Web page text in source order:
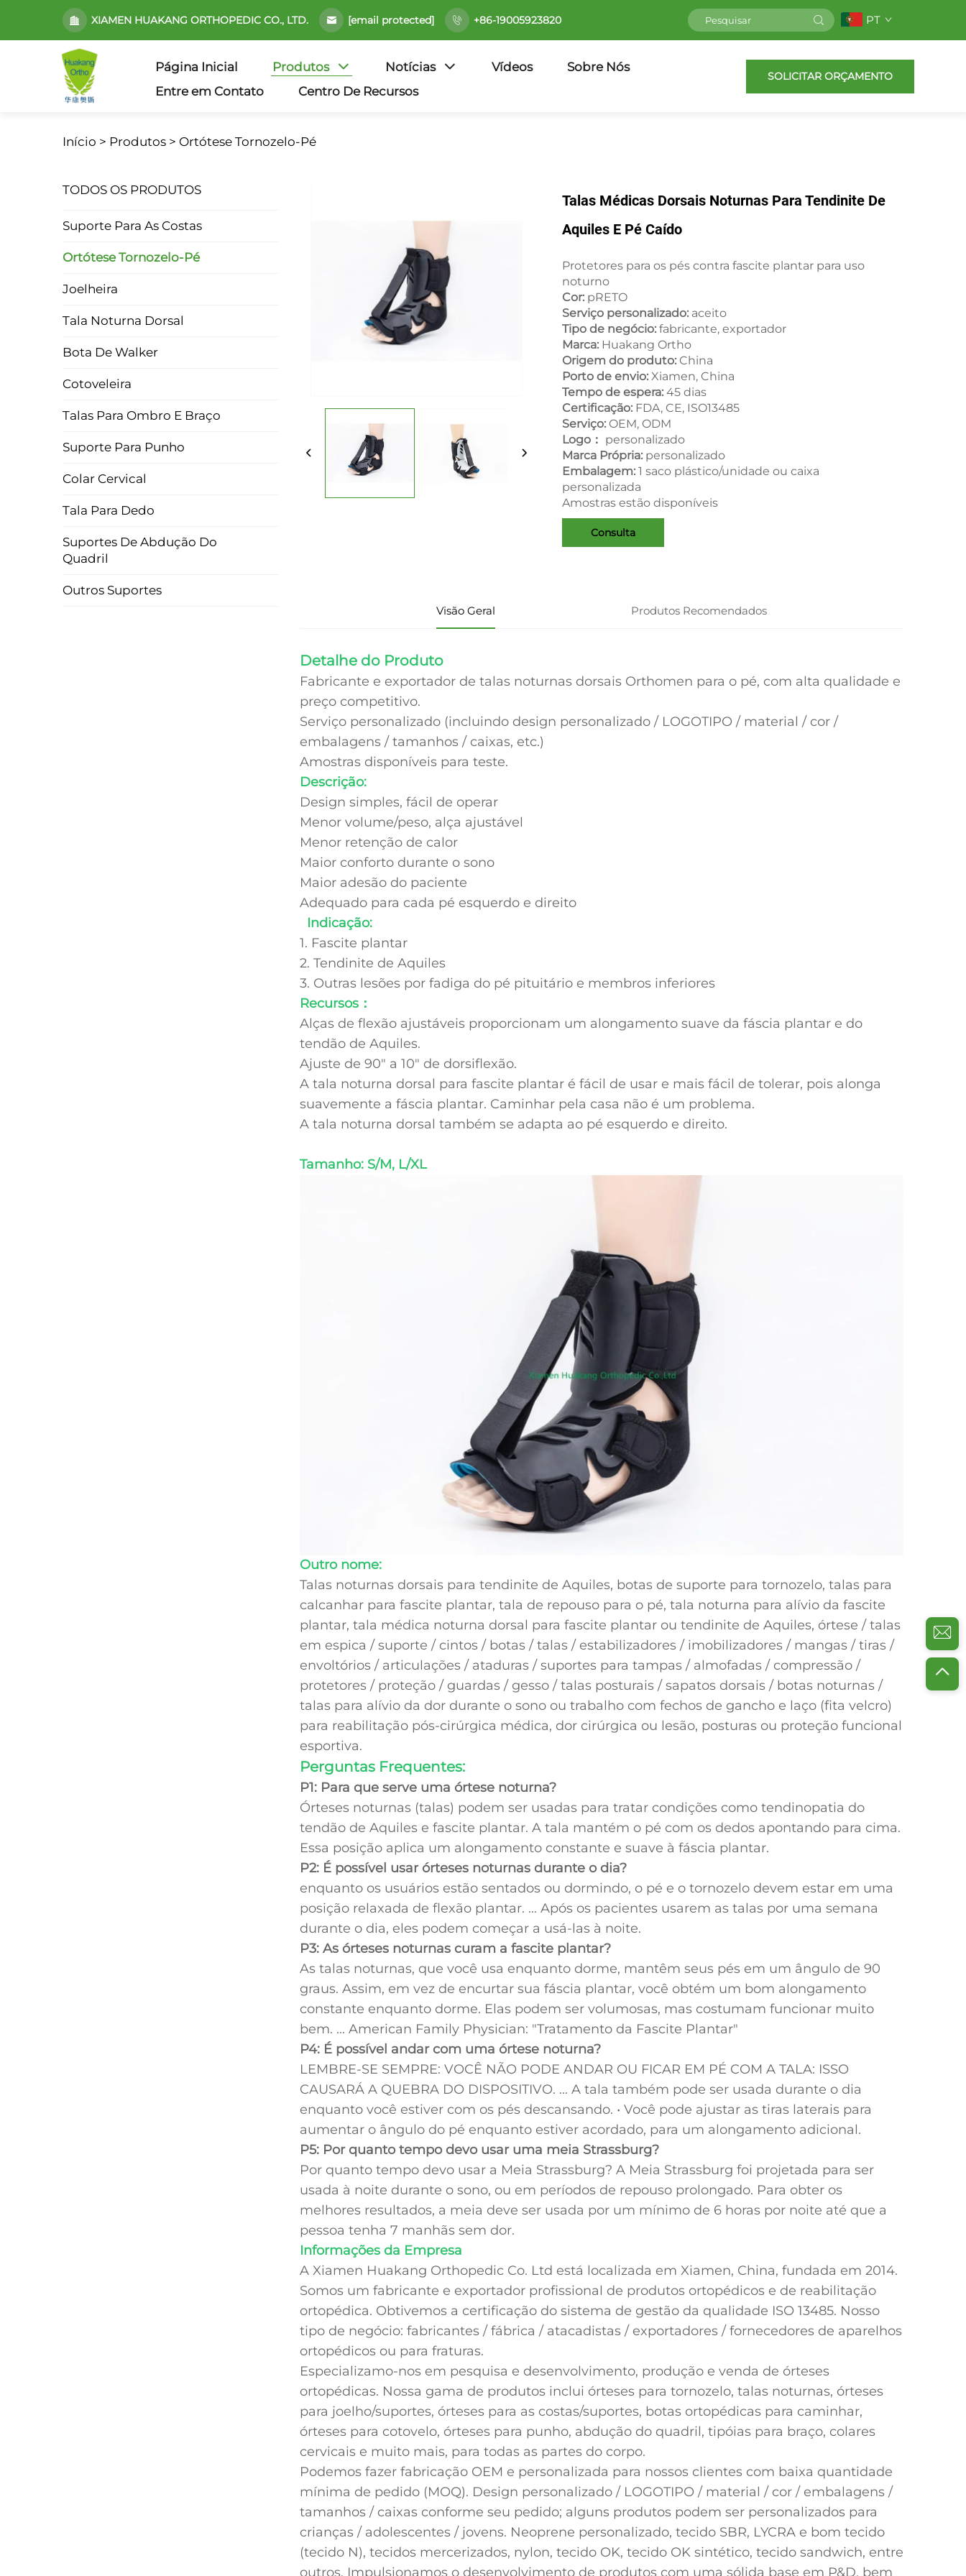
XIAMEN HUAKANG ORTHOPEDIC CO., LTD. [email protected] +86-19005923820 PT
Página Inicial Produtos Notícias Vídeos
Sobre Nós
Entre em Contato
Centro De Recursos
SOLICITAR ORÇAMENTO
Início > Produtos > Ortótese Tornozelo-Pé
TODOS OS PRODUTOS
Suporte Para As Costas
Ortótese Tornozelo-Pé
Joelheira
Tala Noturna Dorsal
Bota De Walker
Cotoveleira
Talas Para Ombro E Braço
Suporte Para Punho
Colar Cervical
Tala Para Dedo
Suportes De Abdução Do
Quadril
Outros Suportes
Talas Médicas Dorsais Noturnas Para Tendinite De
Aquiles E Pé Caído
Protetores para os pés contra fascite plantar para uso
noturno
Cor: pRETO
Serviço personalizado: aceito
Tipo de negócio: fabricante, exportador
Marca: Huakang Ortho
Origem do produto: China
Porto de envio: Xiamen, China
Tempo de espera: 45 dias
Certificação: FDA, CE, ISO13485
Serviço: OEM, ODM
Logo： personalizado
Marca Própria: personalizado
Embalagem: 1 saco plástico/unidade ou caixa
personalizada
Amostras estão disponíveis
Consulta
Visão Geral Produtos Recomendados
Detalhe do Produto
Fabricante e exportador de talas noturnas dorsais Orthomen para o pé, com alta qualidade e
preço competitivo.
Serviço personalizado (incluindo design personalizado / LOGOTIPO / material / cor /
embalagens / tamanhos / caixas, etc.)
Amostras disponíveis para teste.
Descrição:
Design simples, fácil de operar
Menor volume/peso, alça ajustável
Menor retenção de calor
Maior conforto durante o sono
Maior adesão do paciente
Adequado para cada pé esquerdo e direito
Indicação:
1. Fascite plantar
2. Tendinite de Aquiles
3. Outras lesões por fadiga do pé pituitário e membros inferiores
Recursos：
Alças de flexão ajustáveis proporcionam um alongamento suave da fáscia plantar e do
tendão de Aquiles.
Ajuste de 90" a 10" de dorsiflexão.
A tala noturna dorsal para fascite plantar é fácil de usar e mais fácil de tolerar, pois alonga
suavemente a fáscia plantar. Caminhar pela casa não é um problema.
A tala noturna dorsal também se adapta ao pé esquerdo e direito.
Tamanho: S/M, L/XL
Outro nome:
Talas noturnas dorsais para tendinite de Aquiles, botas de suporte para tornozelo, talas para
calcanhar para fascite plantar, tala de repouso para o pé, tala noturna para alívio da fascite
plantar, tala médica noturna dorsal para fascite plantar ou tendinite de Aquiles, órtese / talas
em espica / suporte / cintos / botas / talas / estabilizadores / imobilizadores / mangas / tiras /
envoltórios / articulações / ataduras / suportes para tampas / almofadas / compressão /
protetores / proteção / guardas / gesso / talas posturais / sapatos dorsais / botas noturnas /
talas para alívio da dor durante o sono ou trabalho com fechos de gancho e laço (fita velcro)
para reabilitação pós-cirúrgica médica, dor cirúrgica ou lesão, posturas ou proteção funcional
esportiva.
Perguntas Frequentes:
P1: Para que serve uma órtese noturna?
Órteses noturnas (talas) podem ser usadas para tratar condições como tendinopatia do
tendão de Aquiles e fascite plantar. A tala mantém o pé com os dedos apontando para cima.
Essa posição aplica um alongamento constante e suave à fáscia plantar.
P2: É possível usar órteses noturnas durante o dia?
enquanto os usuários estão sentados ou dormindo, o pé e o tornozelo devem estar em uma
posição relaxada de flexão plantar. ... Após os pacientes usarem as talas por uma semana
durante o dia, eles podem começar a usá-las à noite.
P3: As órteses noturnas curam a fascite plantar?
As talas noturnas, que você usa enquanto dorme, mantêm seus pés em um ângulo de 90
graus. Assim, em vez de encurtar sua fáscia plantar, você obtém um bom alongamento
constante enquanto dorme. Elas podem ser volumosas, mas costumam funcionar muito
bem. ... American Family Physician: "Tratamento da Fascite Plantar"
P4: É possível andar com uma órtese noturna?
LEMBRE-SE SEMPRE: VOCÊ NÃO PODE ANDAR OU FICAR EM PÉ COM A TALA: ISSO
CAUSARÁ A QUEBRA DO DISPOSITIVO. ... A tala também pode ser usada durante o dia
enquanto você estiver com os pés descansando. • Você pode ajustar as tiras laterais para
aumentar o ângulo do pé enquanto estiver acordado, para um alongamento adicional.
P5: Por quanto tempo devo usar uma meia Strassburg?
Por quanto tempo devo usar a Meia Strassburg? A Meia Strassburg foi projetada para ser
usada à noite durante o sono, ou em períodos de repouso prolongado. Para obter os
melhores resultados, a meia deve ser usada por um mínimo de 6 horas por noite até que a
pessoa tenha 7 manhãs sem dor.
Informações da Empresa
A Xiamen Huakang Orthopedic Co. Ltd está localizada em Xiamen, China, fundada em 2014.
Somos um fabricante e exportador profissional de produtos ortopédicos e de reabilitação
ortopédica. Obtivemos a certificação do sistema de gestão da qualidade ISO 13485. Nosso
tipo de negócio: fabricantes / fábrica / atacadistas / exportadores / fornecedores de aparelhos
ortopédicos ou para fraturas.
Especializamo-nos em pesquisa e desenvolvimento, produção e venda de órteses
ortopédicas. Nossa gama de produtos inclui órteses para tornozelo, talas noturnas, órteses
para joelho/suportes, órteses para as costas/suportes, botas ortopédicas para caminhar,
órteses para cotovelo, órteses para punho, abdução do quadril, tipóias para braço, colares
cervicais e muito mais, para todas as partes do corpo.
Podemos fazer fabricação OEM e personalizada para nossos clientes com baixa quantidade
mínima de pedido (MOQ). Design personalizado / LOGOTIPO / material / cor / embalagens /
tamanhos / caixas conforme seu pedido; alguns produtos podem ser personalizados para
crianças / adolescentes / jovens. Neoprene personalizado, tecido SBR, LYCRA e bom tecido
(tecido N), tecidos mercerizados, nylon, tecido OK, tecido OK sintético, tecido sandwich, entre
outros. Impulsionamos o desenvolvimento de produtos com uma sólida base em P&D, bem